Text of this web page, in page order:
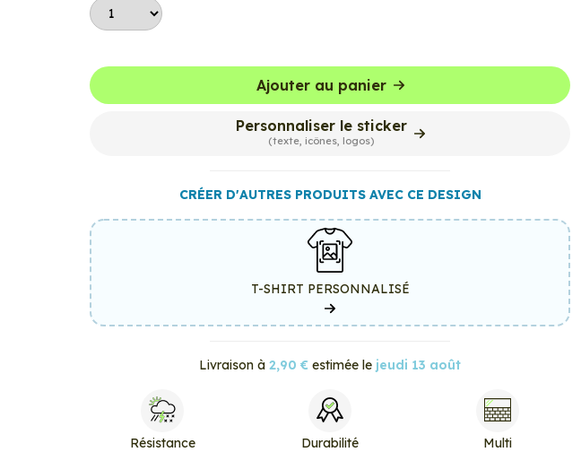
Ajouter au panier
Personnaliser le sticker
(texte, icônes, logos)
CRÉER D'AUTRES PRODUITS AVEC CE DESIGN
T-SHIRT PERSONNALISÉ
Livraison à 2,90 € estimée le jeudi 13 août
Résistance
Durabilité
Multi